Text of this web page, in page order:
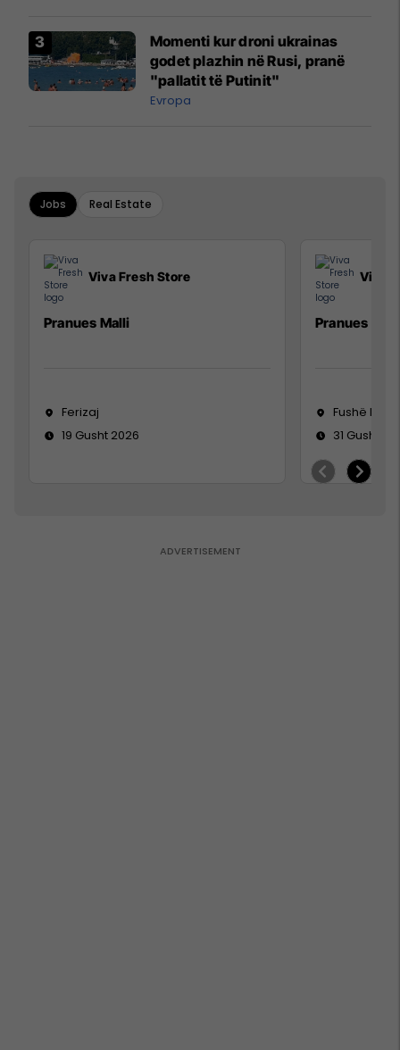
Momenti kur droni ukrainas
godet plazhin në Rusi, pranë
"pallatit të Putinit"
Evropa
Jobs Real Estate
Viva Fresh Store
Pranues Malli
Ferizaj
19 Gusht 2026
Viva
Pranues
Fushë
31 Gusht